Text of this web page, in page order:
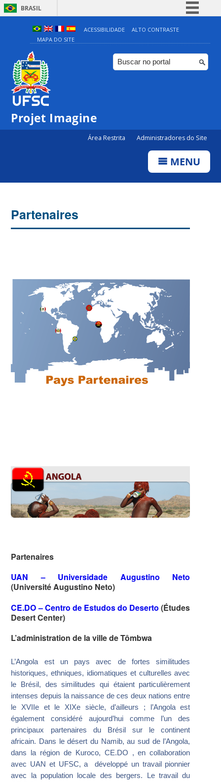
BRASIL
Simplifique!
Comunica BR
Participe
ACESSIBILIDADE
ALTO CONTRASTE
MAPA DO SITE
Projet Imagine
Área Restrita Administradores do Site
MENU
Partenaires
Partenaires
UAN – Universidade Augustino Neto
(Université Augustino Neto)
CE.DO – Centro de Estudos do Deserto (Études
Desert Center)
L’administration de la ville de Tômbwa
L’Angola est un pays avec de fortes similitudes
historiques, ethniques, idiomatiques et culturelles avec
le Brésil, des similitudes qui étaient particulièrement
intenses depuis la naissance de ces deux nations entre
le XVIIe et le XIXe siècle, d’ailleurs ; l’Angola est
également considéré aujourd’hui comme l’un des
principaux partenaires du Brésil sur le continent
africain. Dans le désert du Namib, au sud de l’Angola,
dans la région de Kuroco, CE.DO , en collaboration
avec UAN et UFSC, a développé un travail pionnier
avec la population locale des bergers. Le travail du